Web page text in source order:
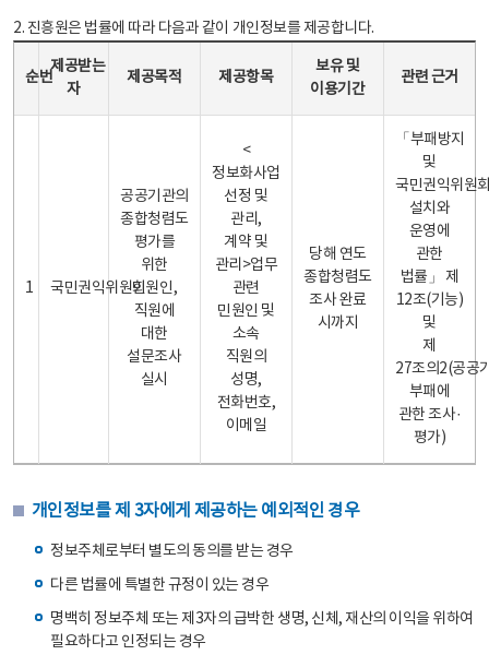
2. 진흥원은 법률에 따라 다음과 같이 개인정보를 제공합니다.
순번
제공받는
자
제공목적 제공항목
보유 및
이용기간
관련 근거
1 국민권익위원회
공공기관의
종합청렴도
평가를
위한
민원인,
직원에
대한
설문조사
실시
<
정보화사업
선정 및
관리,
계약 및
관리>업무
관련
민원인 및
소속
직원의
성명,
전화번호,
이메일
당해 연도
종합청렴도
조사 완료
시까지
「부패방지
및
국민권익위원
설치와
운영에
관한
법률」 제
12조(기능)
및
제
27조의2(공공
부패에
관한 조사·
평가)
개인정보를 제 3자에게 제공하는 예외적인 경우
정보주체로부터 별도의 동의를 받는 경우
다른 법률에 특별한 규정이 있는 경우
명백히 정보주체 또는 제3자의 급박한 생명, 신체, 재산의 이익을 위하여
필요하다고 인정되는 경우